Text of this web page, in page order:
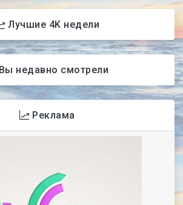
Лучшие 4K недели
Вы недавно смотрели
Реклама